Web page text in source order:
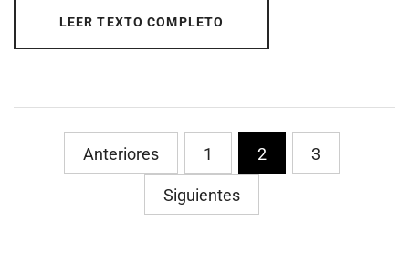
LEER TEXTO COMPLETO
PaginaciÃ³n
Anteriores 1 2 3
Siguientes